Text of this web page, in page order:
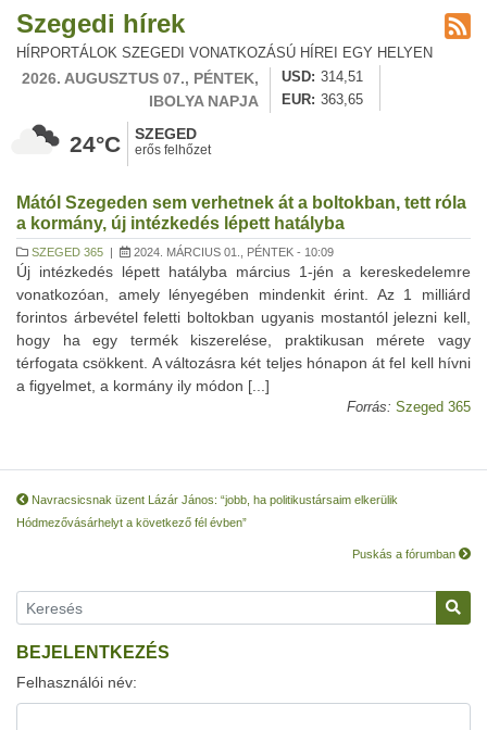
Szegedi hírek
HÍRPORTÁLOK SZEGEDI VONATKOZÁSÚ HÍREI EGY HELYEN
2026. AUGUSZTUS 07., PÉNTEK,
IBOLYA NAPJA
USD
314,51
EUR
363,65
24°C SZEGED
erős felhőzet
Mától Szegeden sem verhetnek át a boltokban, tett róla
a kormány, új intézkedés lépett hatályba
SZEGED 365 | 2024. MÁRCIUS 01., PÉNTEK - 10:09
Új intézkedés lépett hatályba március 1-jén a kereskedelemre
vonatkozóan, amely lényegében mindenkit érint. Az 1 milliárd
forintos árbevétel feletti boltokban ugyanis mostantól jelezni kell,
hogy ha egy termék kiszerelése, praktikusan mérete vagy
térfogata csökkent. A változásra két teljes hónapon át fel kell hívni
a figyelmet, a kormány ily módon [...]
Forrás: Szeged 365
Navracsicsnak üzent Lázár János: “jobb, ha politikustársaim elkerülik
Hódmezővásárhelyt a következő fél évben”
Puskás a fórumban
BEJELENTKEZÉS
Felhasználói név: